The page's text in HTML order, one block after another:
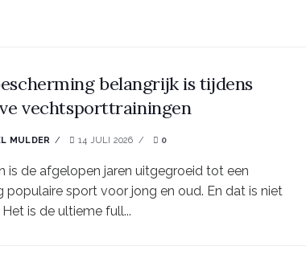
belangrijk is tijdens
vechtsporttrainingen
MULDER 14 JULI 2026 0
is de afgelopen jaren uitgegroeid tot een
populaire sport voor jong en oud. En dat is niet
is de ultieme full...